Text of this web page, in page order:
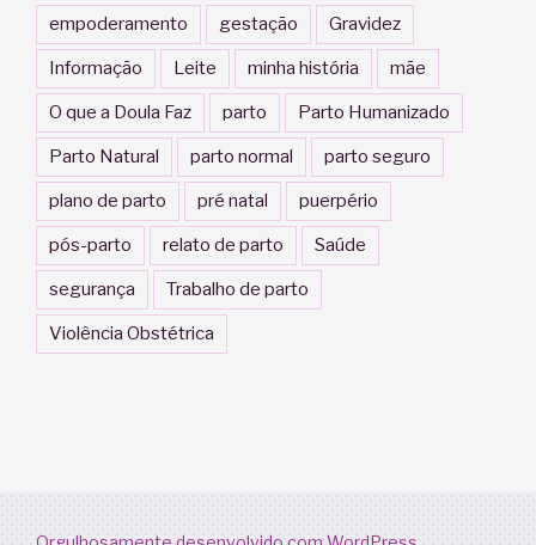
empoderamento gestação Gravidez
Informação Leite minha história mãe
O que a Doula Faz parto Parto Humanizado
Parto Natural parto normal parto seguro
plano de parto pré natal puerpério
pós-parto relato de parto Saúde
segurança Trabalho de parto
Violência Obstétrica